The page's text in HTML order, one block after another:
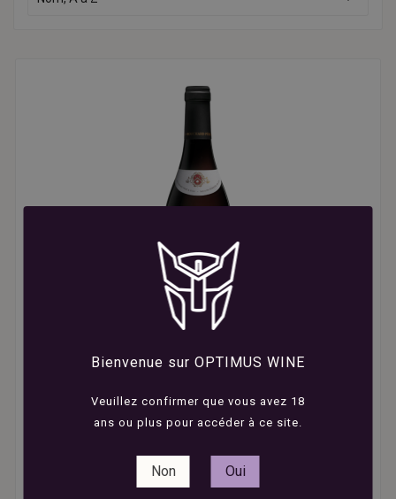
Bienvenue sur OPTIMUS WINE
Veuillez confirmer que vous avez 18
ans ou plus pour accéder à ce site.
Non Oui
Bouchard Père et Fils - Corton Grand Cru - Rouge
- 2014 - 75cl